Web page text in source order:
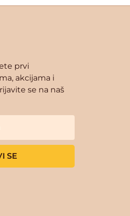
prvi
akcijama i
se na naš
SE